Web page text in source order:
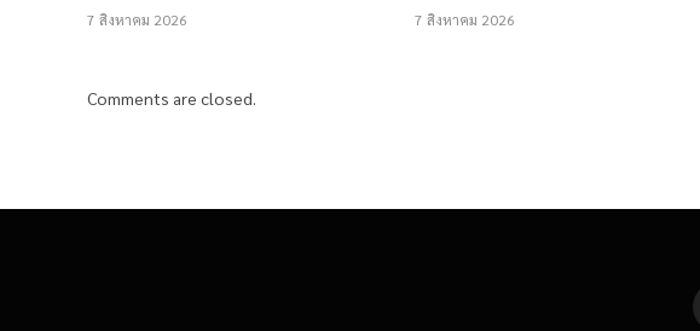
7 สิงหาคม 2026 7 สิงหาคม 2026
Comments are closed.